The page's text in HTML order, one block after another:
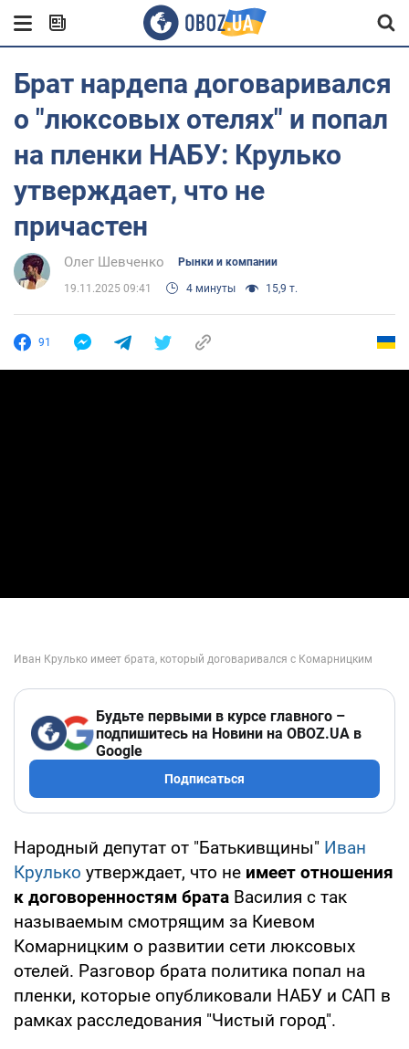
Брат нардепа договаривался
о "люксовых отелях" и попал
на пленки НАБУ: Крулько
утверждает, что не
причастен
Олег Шевченко Рынки и компании
19.11.2025 09:41 4 минуты 15,9 т.
91
Будьте первыми в курсе главного –
подпишитесь на Новини на OBOZ.UA в
Google
Подписаться
Народный депутат от "Батькивщины" Иван
Крулько утверждает, что не имеет отношения
к договоренностям брата Василия с так
называемым смотрящим за Киевом
Комарницким о развитии сети люксовых
отелей. Разговор брата политика попал на
пленки, которые опубликовали НАБУ и САП в
рамках расследования "Чистый город".